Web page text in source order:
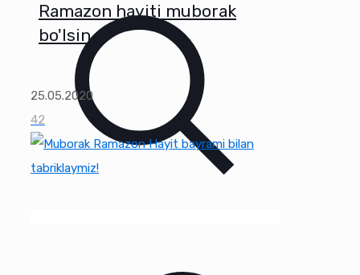
Ramazon hayiti muborak
bo'lsin
25.05.2020
42